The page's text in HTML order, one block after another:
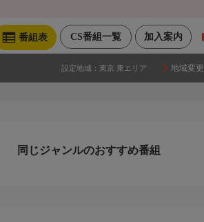
加入案内
CS番組一覧
番組表
設定地域： 東京 東エリア 地域変更
同じジャンルのおすすめ番組